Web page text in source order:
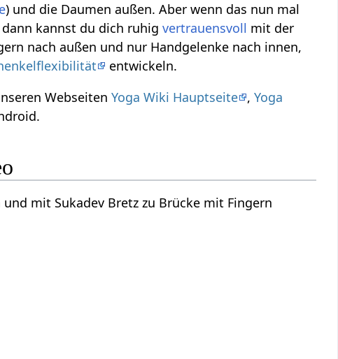
) und die Daumen außen. Aber wenn das nun mal
kannst du dich ruhigvertrauensvoll mit der
nach außen und nur Handgelenke nach innen,
entwickeln.
WebseitenYoga Wiki Hauptseite ,Yoga
mit Sukadev Bretz zu Brücke mit Fingern